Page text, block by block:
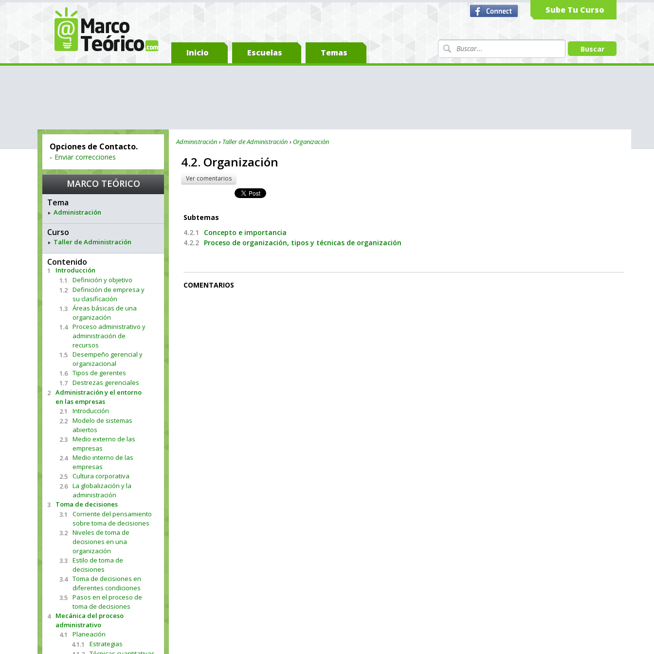
Inicio Escuelas Temas
Sube Tu Curso
Opciones de Contacto.
- Enviar correcciones
MARCO TEÓRICO
Tema
Administración
Curso
Taller de Administración
Contenido
1
Introducción
1.1
Definición y objetivo
1.2 Definición de empresa y
su clasificación
1.3 Áreas básicas de una
organización
1.4 Proceso administrativo y
administración de
recursos
1.5 Desempeño gerencial y
organizacional
1.6 Tipos de gerentes
1.7 Destrezas gerenciales
2 Administración y el entorno
en las empresas
2.1
Introducción
2.2 Modelo de sistemas
abiertos
2.3 Medio externo de las
empresas
2.4 Medio interno de las
empresas
2.5 Cultura corporativa
2.6 La globalización y la
administración
3
Toma de decisiones
3.1
Corriente del pensamiento
sobre toma de decisiones
3.2 Niveles de toma de
decisiones en una
organización
3.3 Estilo de toma de
decisiones
3.4 Toma de decisiones en
diferentes condiciones
3.5 Pasos en el proceso de
toma de decisiones
4
Mecánica del proceso
administrativo
4.1
Planeación
4.1.1
Estrategias
Administración Taller de Administración Organización
4.2. Organización
Ver comentarios
Subtemas
4.2.1
Concepto e importancia
4.2.2 Proceso de organización, tipos y técnicas de organización
COMENTARIOS